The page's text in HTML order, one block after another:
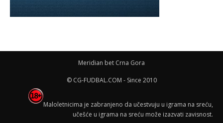
Meridian bet Crna Gora
© CG-FUDBAL.COM - Since 2010
Maloletnicima je zabranjeno da učestvuju u igrama na sreću,
učešće u igrama na sreću može izazvati zavisnost.